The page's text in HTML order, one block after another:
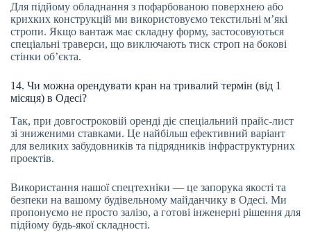
Для підйому обладнання з пофарбованою поверхнею або
крихких конструкцій ми використовуємо текстильні м’які
стропи. Якщо вантаж має складну форму, застосовуються
спеціальні траверси, що виключають тиск строп на бокові
стінки об’єкта.
14. Чи можна орендувати кран на тривалий термін (від 1
місяця) в Одесі?
Так, при довгостроковій оренді діє спеціальний прайс-лист
зі зниженими ставками. Це найбільш ефективний варіант
для великих забудовників та підрядників інфраструктурних
проектів.
Використання нашої спецтехніки — це запорука якості та
безпеки на вашому будівельному майданчику в Одесі. Ми
пропонуємо не просто залізо, а готові інженерні рішення для
підйому будь-якої складності.